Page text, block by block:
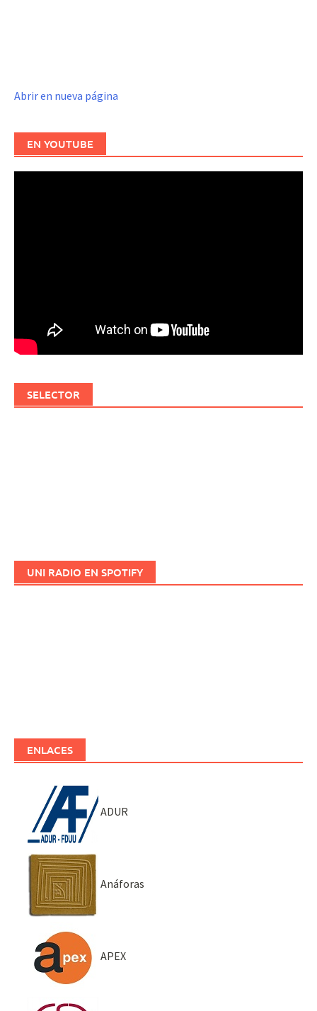
Abrir en nueva página
EN YOUTUBE
SELECTOR
UNI RADIO EN SPOTIFY
ENLACES
ADUR
Anáforas
APEX